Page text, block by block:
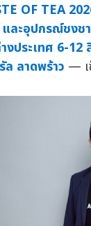
OF TEA
และอุปกรณ์ชงช
งประเทศ 6-12
ล ลาดพร้าว —